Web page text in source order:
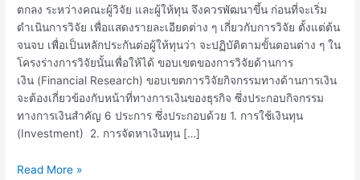
ตกลง ระหว่างคณะผู้วิจัย และผู้ให้ทุน จึงควรพัฒนาขึ้น ก่อนที่จะเริ่ม
ดำเนินการวิจัย เพื่อแสดงรายละเอียดต่าง ๆ เกี่ยวกับการวิจัย ตั้งแต่ต้น
จนจบ เพื่อเป็นหลักประกันต่อผู้ให้ทุนว่า จะปฏิบัติตามขั้นตอนต่าง ๆ ใน
โครงร่างการวิจัยนั้นเพื่อให้ได้ ขอบเขตของการวิจัยด้านการ
เงิน (Financial Research) ขอบเขตการวิจัยกิจกรรมทางด้านการเงิน
จะต้องเกี่ยวข้องกับหน้าที่ทางการเงินของธุรกิจ ซึ่งประกอบกิจกรรม
ทางการเงินสำคัญ 6 ประการ ซึ่งประกอบด้วย 1. การใช้เงินทุน
(Investment) 2. การจัดหาเงินทุน […]
Read More »